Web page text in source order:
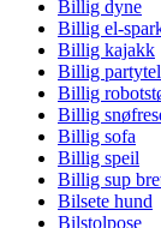
Billig dyne
Billig el-
Billig kajakk
Billig
Billig
Billig
Billig sofa
Billig speil
Billig sup
Bilsete hund
Bilstolpose